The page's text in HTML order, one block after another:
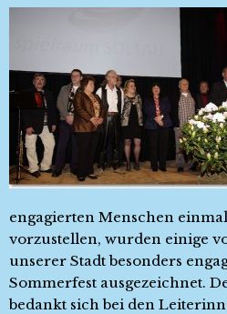
engagierten Menschen
vorzustellen, wurden einige
unserer Stadt besonders
Sommerfest ausgezeichnet.
bedankt sich bei den